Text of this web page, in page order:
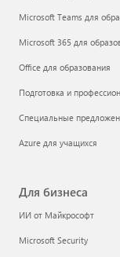
Microsoft Teams для
Microsoft 365 для
Office для образования
Подготовка и
Специальные
Azure для учащихся
Для бизнеса
ИИ от Майкрософт
Microsoft Security